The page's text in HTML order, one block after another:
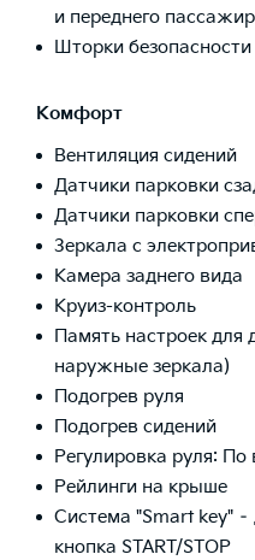
и переднего
Шторки безопасности
Комфорт
Вентиляция сидений
Датчики парковки
Датчики парковки
Зеркала с
Камера заднего вида
Круиз-контроль
Память настроек для
наружные зеркала)
Подогрев руля
Подогрев сидений
Регулировка руля:
Рейлинги на крыше
Система "Smart key" –
кнопка START/STOP